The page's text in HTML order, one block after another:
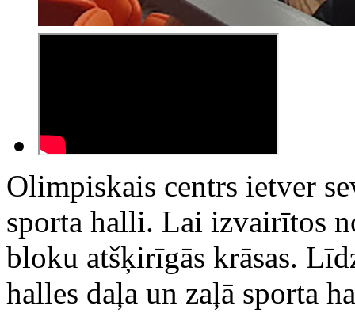
Olimpiskais centrs ietver
sporta halli. Lai izvairītos
bloku atšķirīgās krāsas.
halles daļa un zaļā sporta